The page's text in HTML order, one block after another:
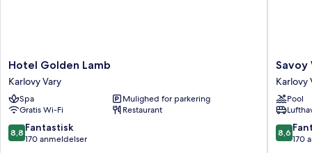
Hotel
Golden
Lamb
Karlovy
Vary
Hotel Golden Lamb
Karlovy Vary
Spa
Mulighed for parkering
Gratis Wi-Fi
Restaurant
8.8
ud
8,8 Fantastisk
170 anmeldelser
Savoy
Hotel
Karlovy
Vary
Savoy
Karlovy
Pool
8.6
ud
8,6
170